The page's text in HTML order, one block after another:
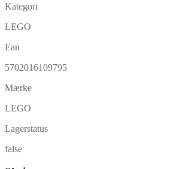
Kategori
LEGO
Ean
5702016109795
Mærke
LEGO
Lagerstatus
false